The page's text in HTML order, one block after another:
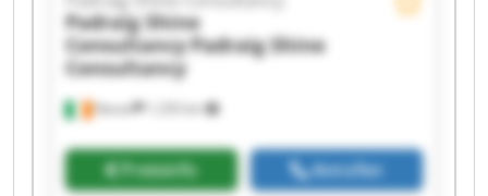
Navan 1.235 km
Padraig Shine
ConsultancyPadraig Shine
Consultancy
Preisinfo Anrufen